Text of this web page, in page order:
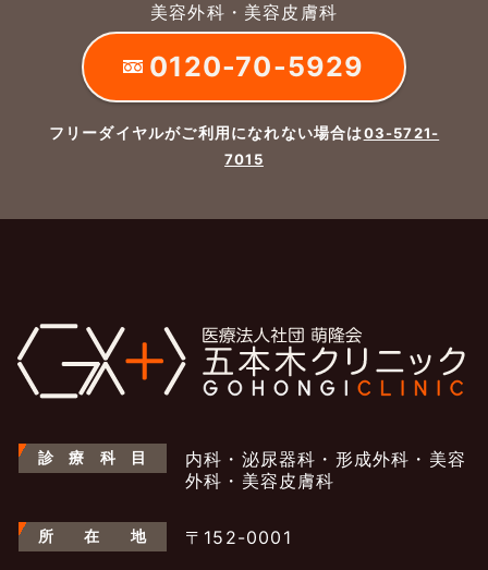
美容外科・美容皮膚科
0120-70-5929
フリーダイヤルがご利用になれない場合は03-5721-
7015
診 療 科 目
内科・泌尿器科・形成外科・美容
外科・美容皮膚科
所 在 地 〒152-0001